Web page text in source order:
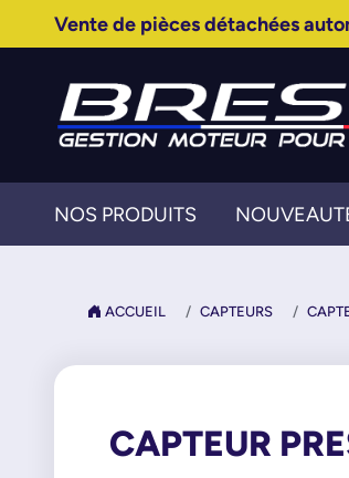
Vente de pièces détachées
NOS PRODUITS
ACCUEIL CAPTEURS
CAPTEUR